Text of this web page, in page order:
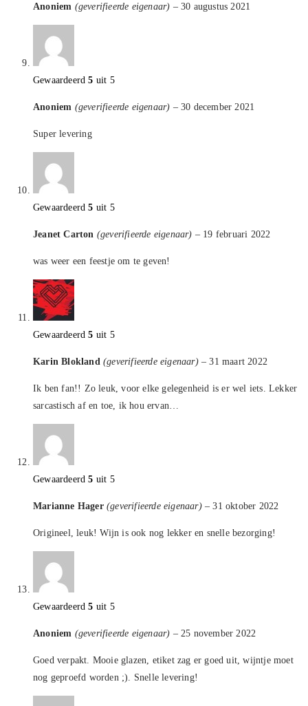
Anoniem (geverifieerde eigenaar) – 30 augustus 2021
Gewaardeerd5 uit 5
Anoniem (geverifieerde eigenaar) – 30 december 2021
Super levering
Gewaardeerd5 uit 5
Jeanet Carton (geverifieerde eigenaar) – 19 februari 2022
was weer een feestje om te geven!
Gewaardeerd5 uit 5
Karin Blokland (geverifieerde eigenaar) – 31 maart 2022
Ik ben fan!! Zo leuk, voor elke gelegenheid is er wel iets. Lekker
sarcastisch af en toe, ik hou ervan…
Gewaardeerd5 uit 5
Marianne Hager (geverifieerde eigenaar) – 31 oktober 2022
Origineel, leuk! Wijn is ook nog lekker en snelle bezorging!
Gewaardeerd5 uit 5
Anoniem (geverifieerde eigenaar) – 25 november 2022
Goed verpakt. Mooie glazen, etiket zag er goed uit, wijntje moet
nog geproefd worden ;). Snelle levering!